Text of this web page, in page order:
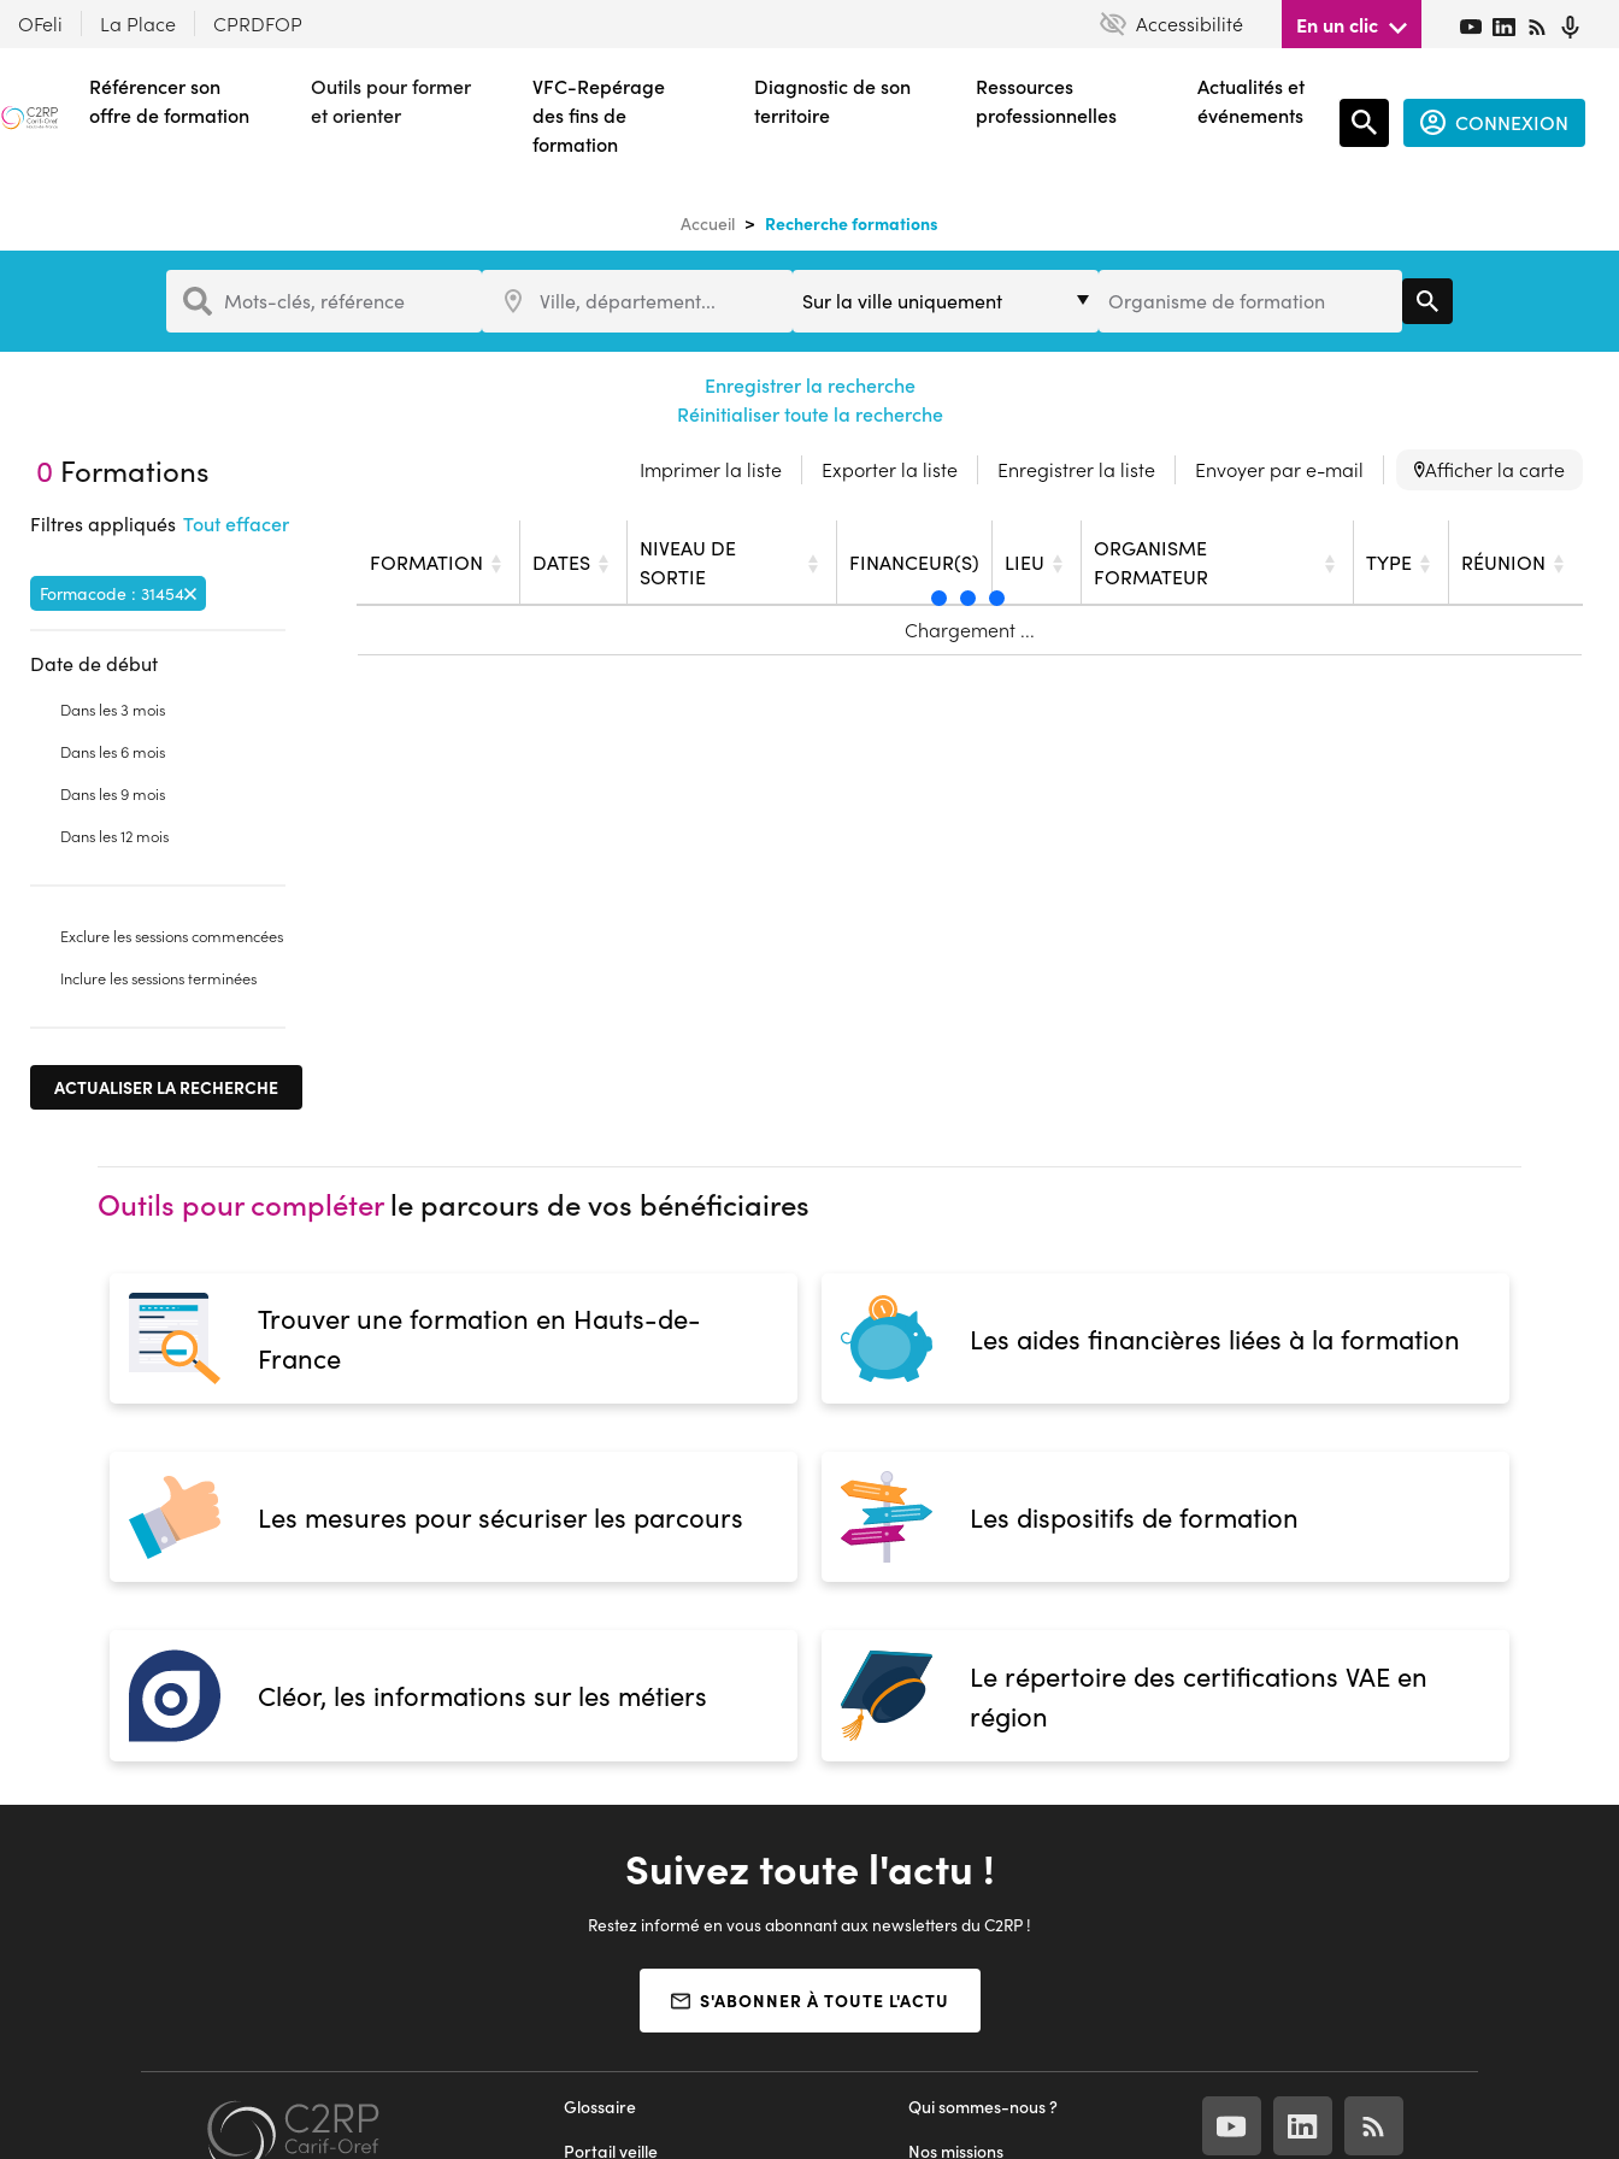
contenu
principal
OFeli La Place CPRDFOP Accessibilité En un clic
Référencer son
offre de formation
Outils pour former
et orienter
VFC-Repérage
des fins de
formation
Diagnostic de son
territoire
Ressources
professionnelles
Actualités et
événements
CONNEXION
Accueil Recherche formations
Formation
Mots-clés, référence
Ville
Ville, département...
de
Organisme de formation
Enregistrer la recherche
Réinitialiser toute la recherche
0 Formations Imprimer la liste Exporter la liste Enregistrer la liste Envoyer par e-mail Afficher la carte
Filtres appliqués Tout effacer
Formacode : 31454
Date de début
Dans les 3 mois
Dans les 6 mois
Dans les 9 mois
Dans les 12 mois
Exclure les sessions commencées
Inclure les sessions terminées
FORMATION DATES
NIVEAU DE
SORTIE
FINANCEUR(S) LIEU
ORGANISME
FORMATEUR
TYPE RÉUNION
Chargement ...
Outils pour compléterle parcours de vos bénéficiaires
Trouver une formation en Hauts-de-
France
Les aides financières liées à la formation
Les mesures pour sécuriser les parcours Les dispositifs de formation
Cléor, les informations sur les métiers
Le répertoire des certifications VAE en
région
Suivez toute l'actu !
Restez informé en vous abonnant aux newsletters du C2RP !
S'ABONNER À TOUTE L'ACTU
Qui sommes-nous ?
Nos missions
Glossaire
Portail veille